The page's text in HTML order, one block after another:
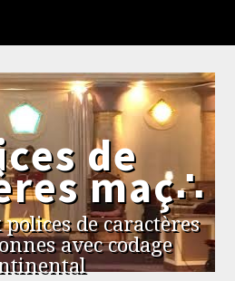
de
maç∴
de caractères
avec codage